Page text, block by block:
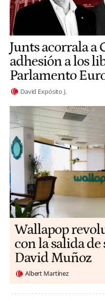
Junts acorrala a
adhesión a los
Parlamento
David Expósito J.
Wallapop
con la salida
David Muñoz
Albert Martínez